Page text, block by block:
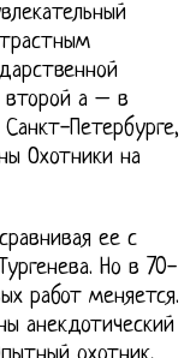
второй а – в
Петербурге,
Охотники на
ее с
Но в 70-
работ меняется.
анекдотический